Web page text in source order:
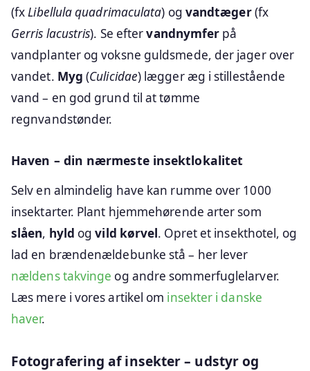
(fxLibellula quadrimaculata) og vandtæger(fx
Gerris lacustris). Se eftervandnymfer på
vandplanter og voksne guldsmede, der jager over
vandet. Myg (Culicidae) lægger æg i stillestående
vand – en god grund til at tømme
regnvandstønder.
Haven – din nærmeste insektlokalitet
Selv en almindelig have kan rumme over 1000
insektarter. Plant hjemmehørende arter som
slåen, hyld ogvild kørvel. Opret et insekthotel, og
lad en brændenældebunke stå – her lever
nældens takvinge og andre sommerfuglelarver.
Læs mere i vores artikel om insekter i danske
haver.
Fotografering af insekter – udstyr og